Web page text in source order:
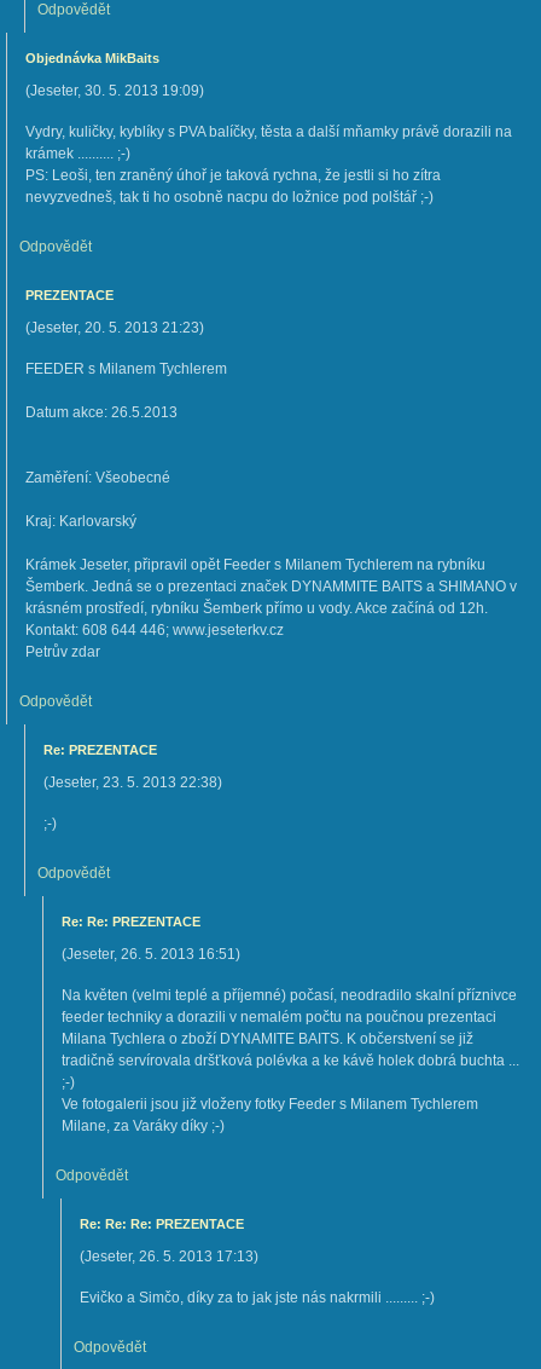
Odpovědět
Objednávka MikBaits
(Jeseter, 30. 5. 2013 19:09)
Vydry, kuličky, kyblíky s PVA balíčky, těsta a další mňamky právě dorazili na
krámek .......... ;-)
PS: Leoši, ten zraněný úhoř je taková rychna, že jestli si ho zítra
nevyzvedneš, tak ti ho osobně nacpu do ložnice pod polštář ;-)
Odpovědět
PREZENTACE
(Jeseter, 20. 5. 2013 21:23)
FEEDER s Milanem Tychlerem
Datum akce: 26.5.2013
Zaměření: Všeobecné
Kraj: Karlovarský
Krámek Jeseter, připravil opět Feeder s Milanem Tychlerem na rybníku
Šemberk. Jedná se o prezentaci značek DYNAMMITE BAITS a SHIMANO v
krásném prostředí, rybníku Šemberk přímo u vody. Akce začíná od 12h.
Kontakt: 608 644 446; www.jeseterkv.cz
Petrův zdar
Odpovědět
Re: PREZENTACE
(Jeseter, 23. 5. 2013 22:38)
;-)
Odpovědět
Re: Re: PREZENTACE
(Jeseter, 26. 5. 2013 16:51)
Na květen (velmi teplé a příjemné) počasí, neodradilo skalní příznivce
feeder techniky a dorazili v nemalém počtu na poučnou prezentaci
Milana Tychlera o zboží DYNAMITE BAITS. K občerstvení se již
tradičně servírovala dršťková polévka a ke kávě holek dobrá buchta ...
;-)
Ve fotogalerii jsou již vloženy fotky Feeder s Milanem Tychlerem
Milane, za Varáky díky ;-)
Odpovědět
Re: Re: Re: PREZENTACE
(Jeseter, 26. 5. 2013 17:13)
Evičko a Simčo, díky za to jak jste nás nakrmili ......... ;-)
Odpovědět